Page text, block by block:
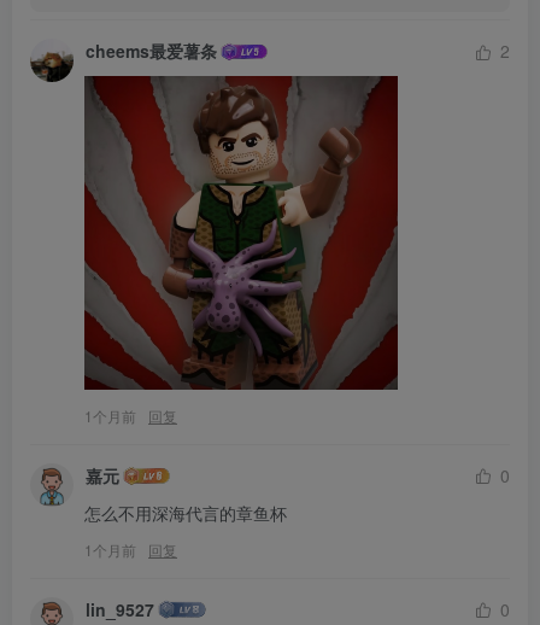
cheems最爱薯条 2
1个月前 回复
嘉元
0
怎么不用深海代言的章鱼杯
1个月前 回复
lin_9527
0